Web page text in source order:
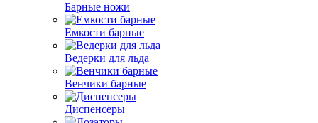
Барные ножи
Емкости барные
Ведерки для льда
Венчики барные
Диспенсеры